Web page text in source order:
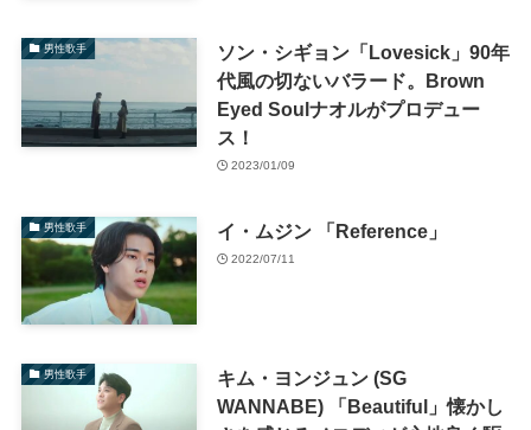
男性歌手
ソン・シギョン「Lovesick」90年
代風の切ないバラード。Brown
Eyed Soulナオルがプロデュー
ス！
2023/01/09
男性歌手 イ・ムジン 「Reference」
2022/07/11
男性歌手
キム・ヨンジュン (SG
WANNABE) 「Beautiful」懐かし